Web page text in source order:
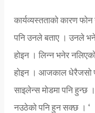
कार्यव्यस्तताको कारण
पनि उनले बताए । उनले
होइन । लिन्न भनेर
होइन । आजकाल धेरैजसो
साइलेन्स मोडमा पनि
नउठेको पनि हुन सक्छ । ‘